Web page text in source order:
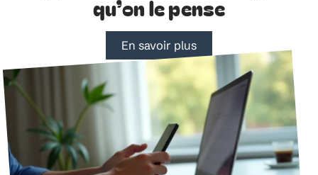
qu’on le pense
En savoir plus